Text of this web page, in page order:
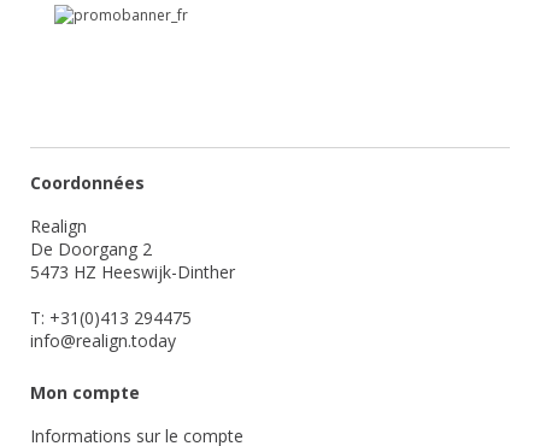
Coordonnées
Realign
De Doorgang 2
5473 HZ Heeswijk-Dinther
T: +31(0)413 294475
info@realign.today
Mon compte
Informations sur le compte